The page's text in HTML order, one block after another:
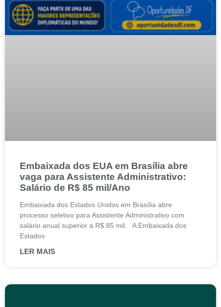
Embaixada dos EUA em Brasília abre
vaga para Assistente Administrativo:
Salário de R$ 85 mil/Ano
Embaixada dos Estados Unidos em Brasília abre
processo seletivo para Assistente Administrativo com
salário anual superior a R$ 85 mil. A Embaixada dos
Estados
LER MAIS